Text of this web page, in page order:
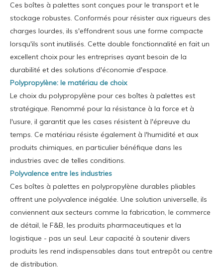
Ces boîtes à palettes sont conçues pour le transport et le
stockage robustes. Conformés pour résister aux rigueurs des
charges lourdes, ils s'effondrent sous une forme compacte
lorsqu'ils sont inutilisés. Cette double fonctionnalité en fait un
excellent choix pour les entreprises ayant besoin de la
durabilité et des solutions d'économie d'espace.
Polypropylène: le matériau de choix
Le choix du polypropylène pour ces boîtes à palettes est
stratégique. Renommé pour la résistance à la force et à
l'usure, il garantit que les cases résistent à l'épreuve du
temps. Ce matériau résiste également à l'humidité et aux
produits chimiques, en particulier bénéfique dans les
industries avec de telles conditions.
Polyvalence entre les industries
Ces boîtes à palettes en polypropylène durables pliables
offrent une polyvalence inégalée. Une solution universelle, ils
conviennent aux secteurs comme la fabrication, le commerce
de détail, le F&B, les produits pharmaceutiques et la
logistique - pas un seul. Leur capacité à soutenir divers
produits les rend indispensables dans tout entrepôt ou centre
de distribution.